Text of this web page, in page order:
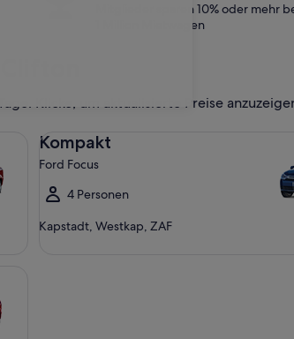
Mitglieder sparen 10% oder mehr
1 Million Mietwagen
Klicke, um aktualisierte Preise
Kompakt
Ford Focus
4 Personen
Kapstadt, Westkap, ZAF